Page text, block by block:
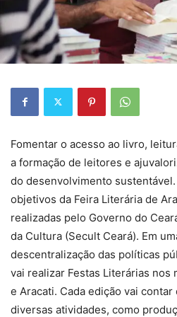
Fomentar o acesso ao livro,
a formação de leitores e
do desenvolvimento
objetivos da Feira Literária de
realizadas pelo Governo do
da Cultura (Secult Ceará). Em
descentralização das políticas
vai realizar Festas Literárias nos
e Aracati. Cada edição vai contar
diversas atividades, como